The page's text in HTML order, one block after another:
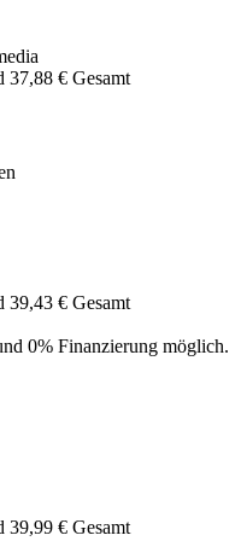
37,88 € Gesamt
39,43 € Gesamt
0% Finanzierung möglich.
39,99 € Gesamt